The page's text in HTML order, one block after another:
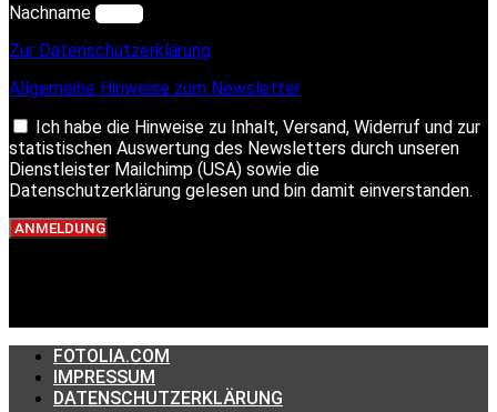
Nachname
Zur Datenschutzerklärung
Allgemeine Hinweise zum Newsletter
Ich habe die Hinweise zu Inhalt, Versand, Widerruf und zur
statistischen Auswertung des Newsletters durch unseren
Dienstleister Mailchimp (USA) sowie die
Datenschutzerklärung gelesen und bin damit einverstanden.
ANMELDUNG
FOTOLIA.COM
IMPRESSUM
DATENSCHUTZERKLÄRUNG